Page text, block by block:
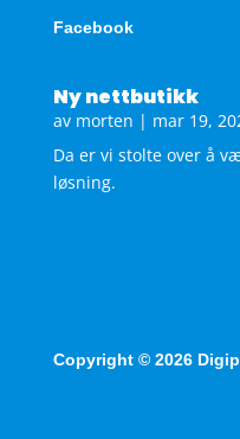
Facebook
Ny nettbutikk
av morten | mar 19,
Da er vi stolte over å
løsning.
Copyright © 2026